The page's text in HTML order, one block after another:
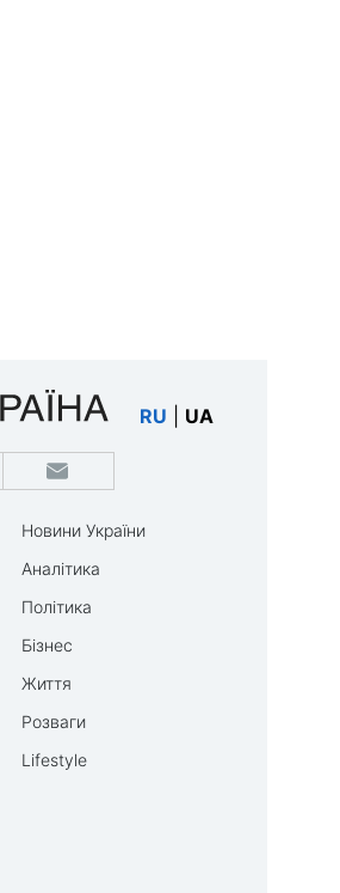
RU UA
Новини України
Аналітика
Політика
Бізнес
Життя
Розваги
Lifestyle